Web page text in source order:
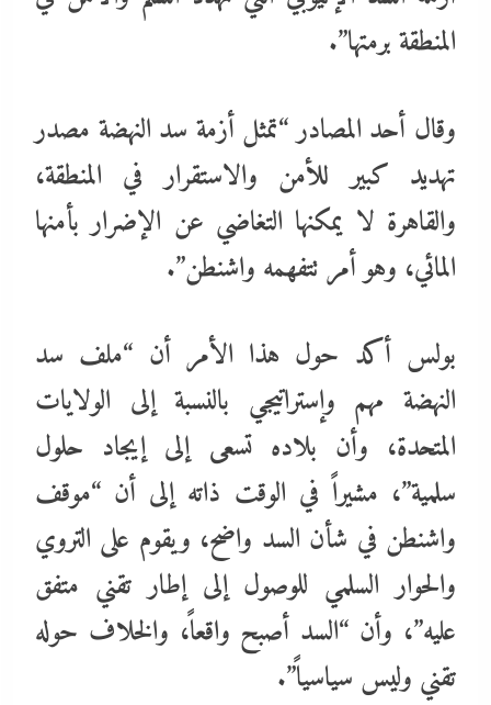
المنطقة برمتها”.
وقال أحد المصادر “تمثل أزمة سد النهضة مصدر
تهديد كبير للأمن والاستقرار في المنطقة،
والقاهرة لا يمكنها التغاضي عن الإضرار بأمنها
المائي، وهو أمر تتفهمه واشنطن”.
بولس أكد حول هذا الأمر أن “ملف سد
النهضة مهم وإستراتيجي بالنسبة إلى الولايات
المتحدة، وأن بلاده تسعى إلى إيجاد حلول
سلمية”، مشيراً في الوقت ذاته إلى أن “موقف
واشنطن في شأن السد واضح، ويقوم على التروي
والحوار السلمي للوصول إلى إطار تقني متفق
عليه”، وأن “السد أصبح واقعاً، والخلاف حوله
تقني وليس سياسياً”.